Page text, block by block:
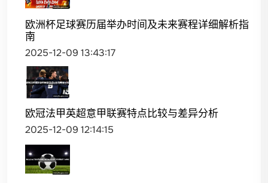
欧洲杯足球赛历届举办时间及未来赛程详细解析指
南
2025-12-09 13:43:17
欧冠法甲英超意甲联赛特点比较与差异分析
2025-12-09 12:14:15